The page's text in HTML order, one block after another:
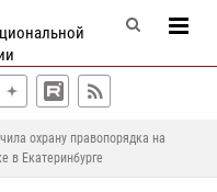
охрану правопорядка на
в Екатеринбурге